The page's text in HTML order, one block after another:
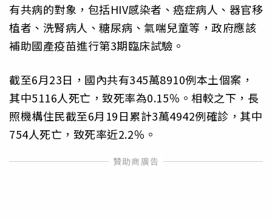
有共病的對象，包括HIV感染者、癌症病人、器官移
植者、洗腎病人、糖尿病、氣喘兒童等，政府應該
補助國產疫苗進行第3期臨床試驗。
截至6月23日，國內共有345萬8910例本土個案，
其中5116人死亡，致死率為0.15％。相較之下，長
照機構住民截至6月19日累計3萬4942例確診，其中
754人死亡，致死率近2.2％。